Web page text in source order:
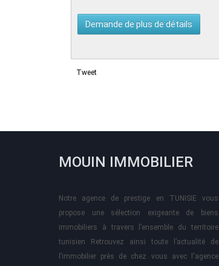
Tweet
MOUIN IMMOBILIER
Notre agence de prestige en TUNISIE vous
propose une sélection exigeante de biens
immobiliers à travers l’ensemble du territoire
tunisien Retrouvez ainsi toute l’actualité de
l’immobilier près de chez vous avec l'agence